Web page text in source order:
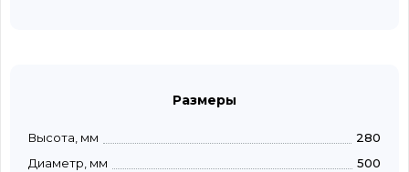
Размеры
Высота, мм
280
Диаметр, мм
500